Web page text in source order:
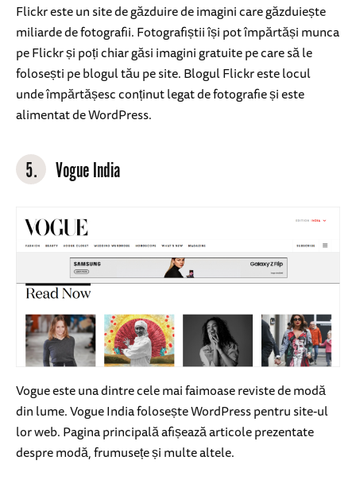
Flickr este un site de găzduire de imagini care găzduiește
miliarde de fotografii. Fotografiștii își pot împărtăși munca
pe Flickr și poți chiar găsi imagini gratuite pe care să le
folosești pe blogul tău pe site. Blogul Flickr este locul
unde împărtășesc conținut legat de fotografie și este
alimentat de WordPress.
5. Vogue India
Vogue este una dintre cele mai faimoase reviste de modă
din lume. Vogue India folosește WordPress pentru site-ul
lor web. Pagina principală afișează articole prezentate
despre modă, frumusețe și multe altele.